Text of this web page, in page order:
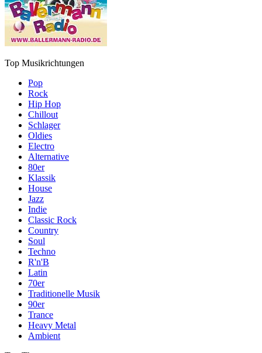
Top Musikrichtungen
Pop
Rock
Hip Hop
Chillout
Schlager
Oldies
Electro
Alternative
80er
Klassik
House
Jazz
Indie
Classic Rock
Country
Soul
Techno
R'n'B
Latin
70er
Traditionelle Musik
90er
Trance
Heavy Metal
Ambient